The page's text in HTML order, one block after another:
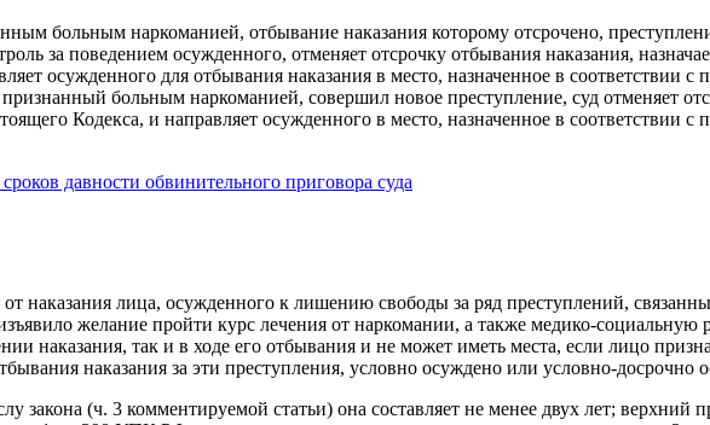
больным наркоманией, отбывание наказания которому отсрочено,
за поведением осужденного, отменяет отсрочку отбывания наказания,
осужденного для отбывания наказания в место, назначенное в соответствии с
больным наркоманией, совершил новое преступление, суд отменяет
Кодекса, и направляет осужденного в место, назначенное в соответствии с
давности обвинительного приговора суда
наказания лица, осужденного к лишению свободы за ряд преступлений,
желание пройти курс лечения от наркомании, а также медико-социальную
наказания, так и в ходе его отбывания и не может иметь места, если лицо
наказания за эти преступления, условно осуждено или условно-досрочно
закона (ч. 3 комментируемой статьи) она составляет не менее двух лет; верхний